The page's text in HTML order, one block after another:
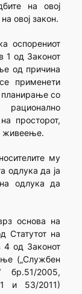
на овој
овој закон.
оспорениот
1 од Законот
од причина
применети
планирање со
просторот,
живеење.
му
одлука да ја
одлука да
основа на
Статутот на
4 од Законот
(„Службен
бр.51/2005,
и 53/2011)